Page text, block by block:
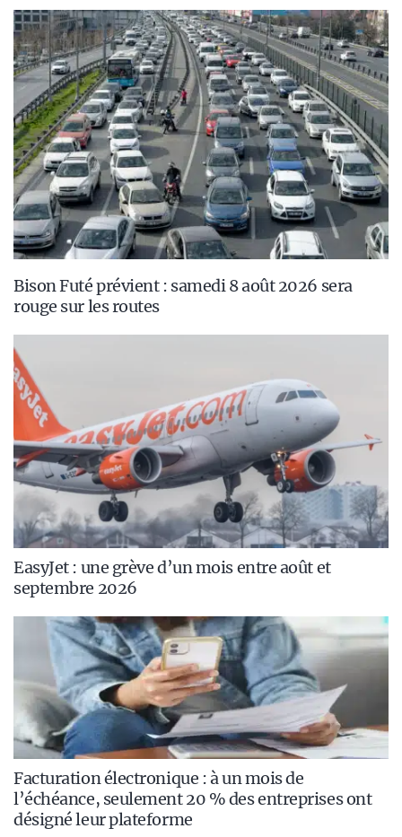
Bison Futé prévient : samedi 8 août 2026 sera
rouge sur les routes
EasyJet : une grève d’un mois entre août et
septembre 2026
Facturation électronique : à un mois de
l’échéance, seulement 20 % des entreprises ont
désigné leur plateforme